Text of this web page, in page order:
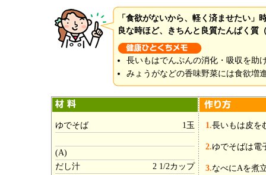
「食欲がないから、軽く済ませたい」
良な時ほど、きちんと良質たんぱく質
長いもはでんぷんの消化・吸収を助
みょうがなどの香味野菜には食欲増
ゆでそば 1玉
(A)
だし汁
2 1/2カップ
1.長いもは皮を
2.ゆでそばは電
3.なべにAを煮